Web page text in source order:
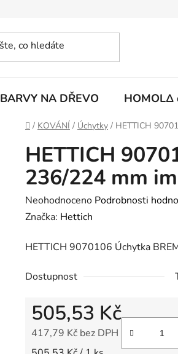
BARVY NA DŘEVO HOMOLΔ
Domů
/ KOVÁNÍ / Úchytky / HETTICH
HETTICH
236/224 mm
Průměrné
hodnocení
je
z
hvězdiček.
Neohodnoceno Podrobnosti
Značka: Hettich
HETTICH 9070106 Úchytka
Dostupnost
505,53 Kč
417,79 Kč bez DPH